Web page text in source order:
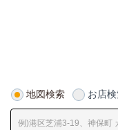
地図検索 お店